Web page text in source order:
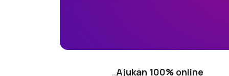
Ajukan 100% online